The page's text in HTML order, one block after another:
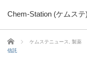
Chem-Station (ケムステ)
ホーム ケムステニュース 製薬
信託